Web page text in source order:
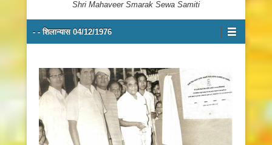
Shri Mahaveer Smarak Sewa Samiti
Primary Menu
Skip to content
- - शिलान्यास 04/12/1976